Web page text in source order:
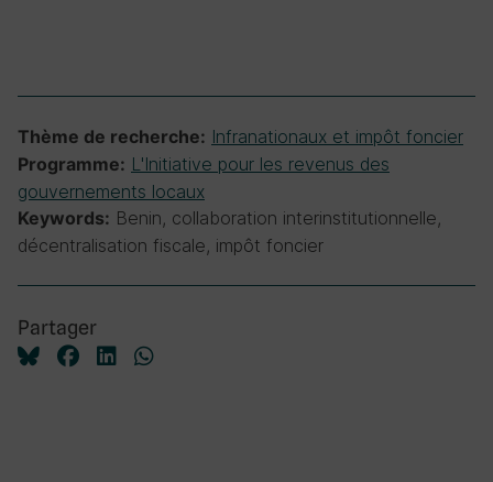
Thème de recherche: Infranationaux et impôt foncier
Programme: L'Initiative pour les revenus des
gouvernements locaux
Keywords: Benin, collaboration interinstitutionnelle,
décentralisation fiscale, impôt foncier
Partager